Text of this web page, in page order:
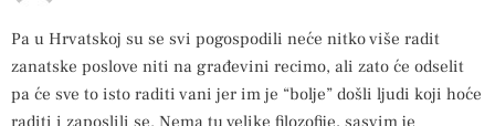
Pa u Hrvatskoj su se svi pogospodili neće nitko više radit
zanatske poslove niti na građevini recimo, ali zato će odselit
pa će sve to isto raditi vani jer im je “bolje” došli ljudi koji hoće
raditi i zaposlili se. Nema tu velike filozofije, sasvim je